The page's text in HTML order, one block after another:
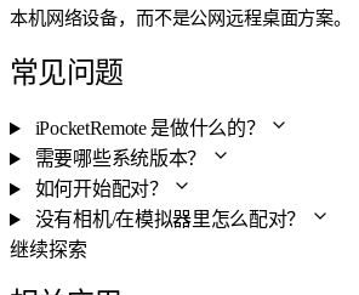
本机网络设备，而不是公网远程桌面方案。
常见问题
iPocketRemote 是做什么的？
需要哪些系统版本？
如何开始配对？
没有相机/在模拟器里怎么配对？
继续探索